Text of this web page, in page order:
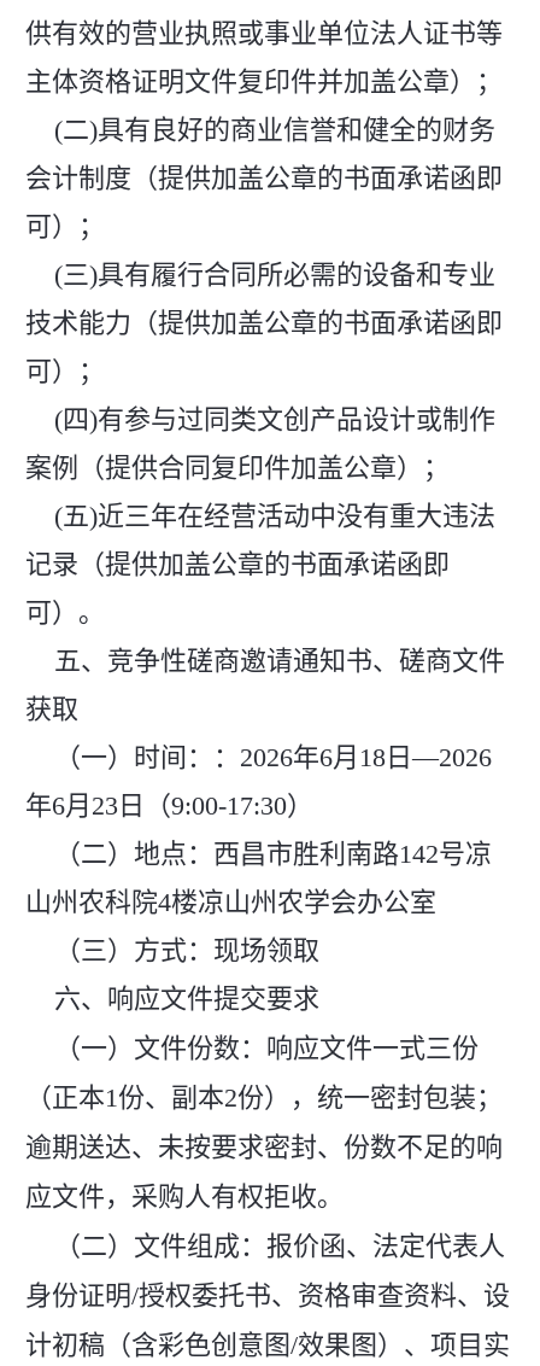
供有效的营业执照或事业单位法人证书等
主体资格证明文件复印件并加盖公章）；
(二)具有良好的商业信誉和健全的财务
会计制度（提供加盖公章的书面承诺函即
可）；
(三)具有履行合同所必需的设备和专业
技术能力（提供加盖公章的书面承诺函即
可）；
(四)有参与过同类文创产品设计或制作
案例（提供合同复印件加盖公章）；
(五)近三年在经营活动中没有重大违法
记录（提供加盖公章的书面承诺函即
可）。
五、竞争性磋商邀请通知书、磋商文件
获取
（一）时间：：2026年6月18日—2026
年6月23日（9:00-17:30）
（二）地点：西昌市胜利南路142号凉
山州农科院4楼凉山州农学会办公室
（三）方式：现场领取
六、响应文件提交要求
（一）文件份数：响应文件一式三份
（正本1份、副本2份），统一密封包装；
逾期送达、未按要求密封、份数不足的响
应文件，采购人有权拒收。
（二）文件组成：报价函、法定代表人
身份证明/授权委托书、资格审查资料、设
计初稿（含彩色创意图/效果图）、项目实